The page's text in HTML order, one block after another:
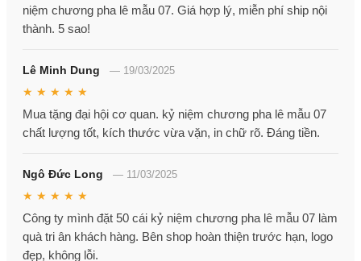
niệm chương pha lê mẫu 07. Giá hợp lý, miễn phí ship nội
thành. 5 sao!
Lê Minh Dung — 19/03/2025
★ ★ ★ ★ ★
Mua tặng đại hội cơ quan. kỷ niệm chương pha lê mẫu 07
chất lượng tốt, kích thước vừa vặn, in chữ rõ. Đáng tiền.
Ngô Đức Long — 11/03/2025
★ ★ ★ ★ ★
Công ty mình đặt 50 cái kỷ niệm chương pha lê mẫu 07 làm
quà tri ân khách hàng. Bên shop hoàn thiện trước hạn, logo
đẹp, không lỗi.